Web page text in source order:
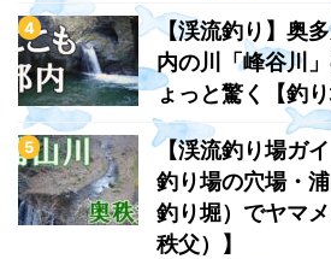
【渓流釣り】奥
内の川「峰谷川
ょっと驚く【釣
【渓流釣り場ガ
釣り場の穴場・
釣り堀）でヤマ
秩父）】